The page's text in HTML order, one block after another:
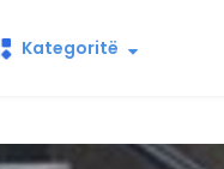
Kategoritë